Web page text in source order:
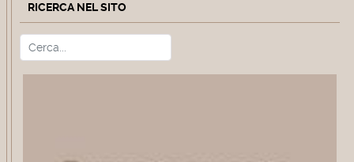
RICERCA NEL SITO
Cerca Type 2 or more characters for